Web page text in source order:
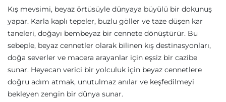
Kış mevsimi, beyaz örtüsüyle dünyaya büyülü bir dokunuş
yapar. Karla kaplı tepeler, buzlu göller ve taze düşen kar
taneleri, doğayı bembeyaz bir cennete dönüştürür. Bu
sebeple, beyaz cennetler olarak bilinen kış destinasyonları,
doğa severler ve macera arayanlar için eşsiz bir cazibe
sunar. Heyecan verici bir yolculuk için beyaz cennetlere
doğru adım atmak, unutulmaz anılar ve keşfedilmeyi
bekleyen zengin bir dünya sunar.